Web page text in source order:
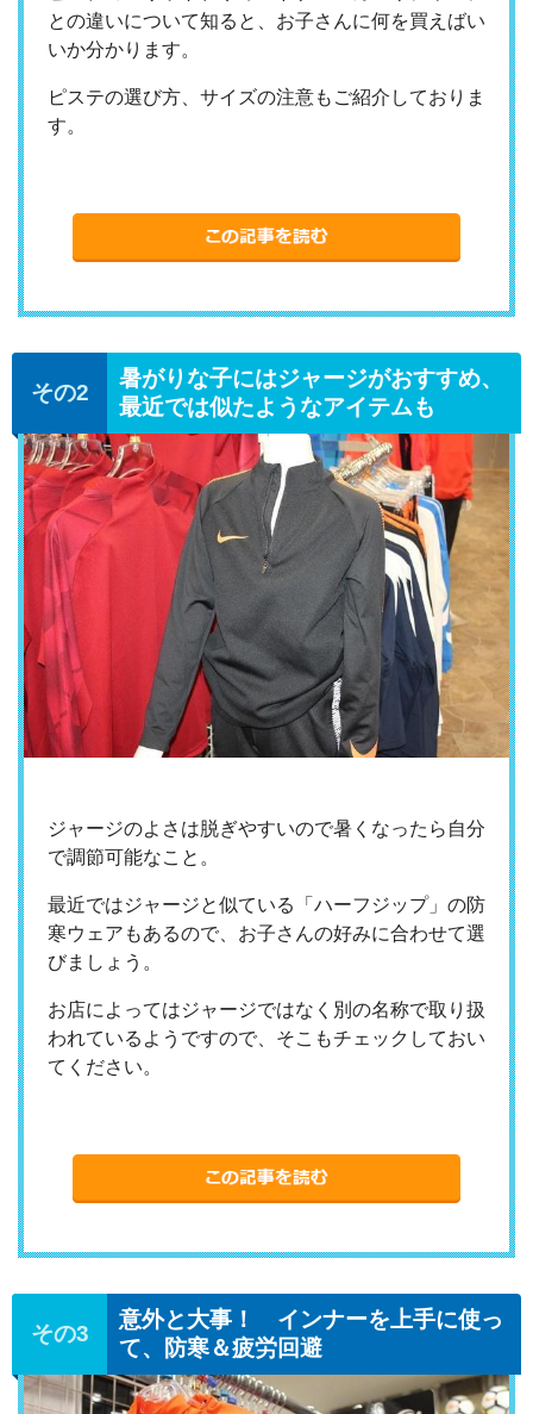
との違いについて知ると、お子さんに何を買えばい
いか分かります。
ピステの選び方、サイズの注意もご紹介しておりま
す。
暑がりな子にはジャージがおすすめ、
最近では似たようなアイテムも
ジャージのよさは脱ぎやすいので暑くなったら自分
で調節可能なこと。
最近ではジャージと似ている「ハーフジップ」の防
寒ウェアもあるので、お子さんの好みに合わせて選
びましょう。
お店によってはジャージではなく別の名称で取り扱
われているようですので、そこもチェックしておい
てください。
意外と大事！ インナーを上手に使っ
て、防寒＆疲労回避